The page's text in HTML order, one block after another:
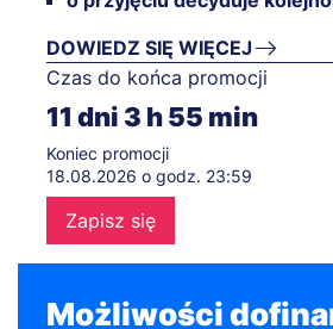
DOWIEDZ SIĘ WIĘCEJ
Czas do końca promocji
11 dni3 h55 min
Koniec promocji
18.08.2026 o godz. 23:59
Zapisz się
Możliwości